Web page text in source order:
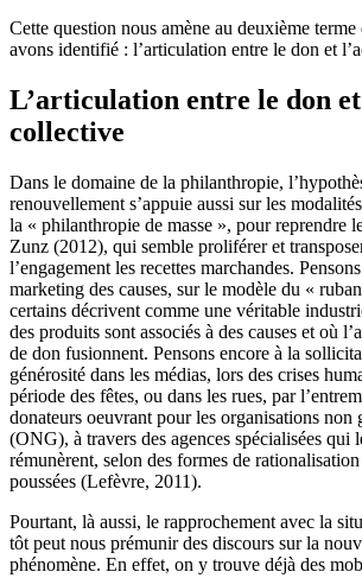
Cette question nous amène au deuxième
avons identifié : l’articulation entre le don et
L’articulation entre le don
collective
Dans le domaine de la philanthropie,
renouvellement s’appuie aussi sur les
la « philanthropie de masse », pour reprendre
Zunz (2012), qui semble proliférer et
l’engagement les recettes marchandes.
marketing des causes, sur le modèle du «
certains décrivent comme une véritable
des produits sont associés à des causes et où
de don fusionnent. Pensons encore à la
générosité dans les médias, lors des crises
période des fêtes, ou dans les rues, par
donateurs oeuvrant pour les organisations non
(ONG), à travers des agences spécialisées qui
rémunèrent, selon des formes de
poussées (Lefèvre, 2011).
Pourtant, là aussi, le rapprochement avec la
tôt peut nous prémunir des discours sur la
phénomène. En effet, on y trouve déjà des